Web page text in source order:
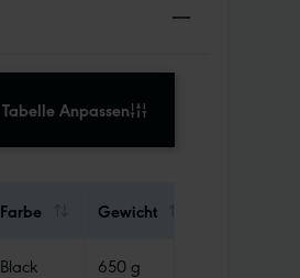
Tabelle Anpassen
Farbe Gewicht
Black 650 g